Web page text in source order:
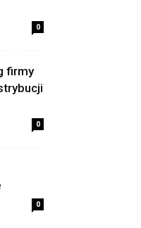
0
firmy
0
0